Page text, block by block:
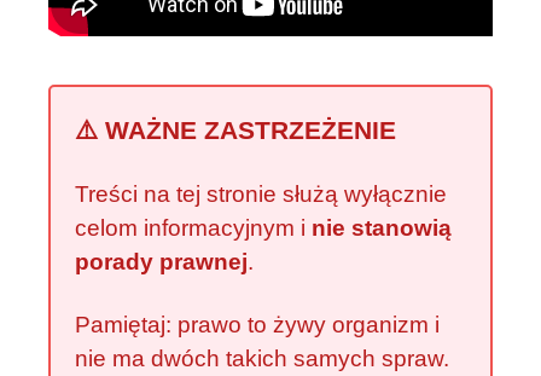
⚠️ WAŻNE ZASTRZEŻENIE
Treści na tej stronie służą wyłącznie
celom informacyjnym i nie stanowią
porady prawnej.
Pamiętaj: prawo to żywy organizm i
nie ma dwóch takich samych spraw.